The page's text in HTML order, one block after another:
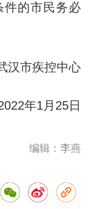
件的市民务必
市疾控中心
年1月25日
编辑：李燕